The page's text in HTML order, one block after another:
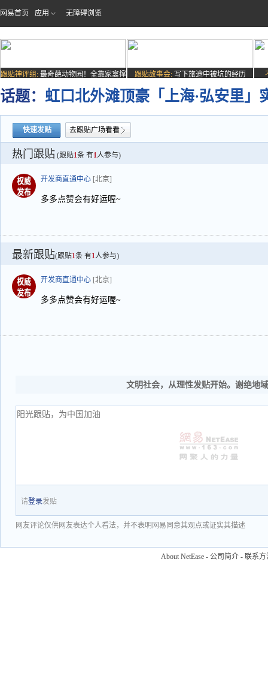
网易首页 应用 无障碍浏览
跟贴神评组: 最奇葩动物园！全靠家禽撑
场子
跟贴故事会: 写下旅途中被坑的经历
话题： 虹口北外滩顶豪「上海·弘安里
快速发贴 去跟贴广场看看
热门跟贴 (跟贴1条 有1人参与)
开发商直通中心 [北京]
多多点赞会有好运喔~
最新跟贴(跟贴1条 有1人参与)
开发商直通中心 [北京]
多多点赞会有好运喔~
文明社会，从理性发贴开始。谢绝地
请登录发贴
网友评论仅供网友表达个人看法，并不表明网易同意其观点或证实其描述
About NetEase - 公司简介 - 联系方